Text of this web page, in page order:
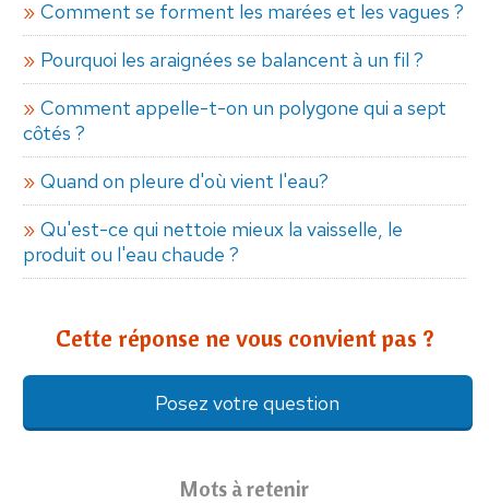
Comment se forment les marées et les vagues ?
Pourquoi les araignées se balancent à un fil ?
Comment appelle-t-on un polygone qui a sept
côtés ?
Quand on pleure d'où vient l'eau?
Qu'est-ce qui nettoie mieux la vaisselle, le
produit ou l'eau chaude ?
Cette réponse ne vous convient pas ?
Posez votre question
Mots à retenir